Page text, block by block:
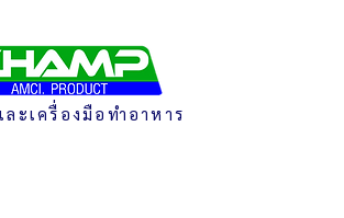
ะเครื่องมือทำอาหาร